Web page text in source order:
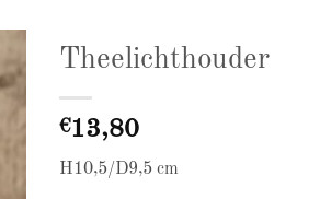
Theelichthouder
€13,80
H10,5/D9,5 cm